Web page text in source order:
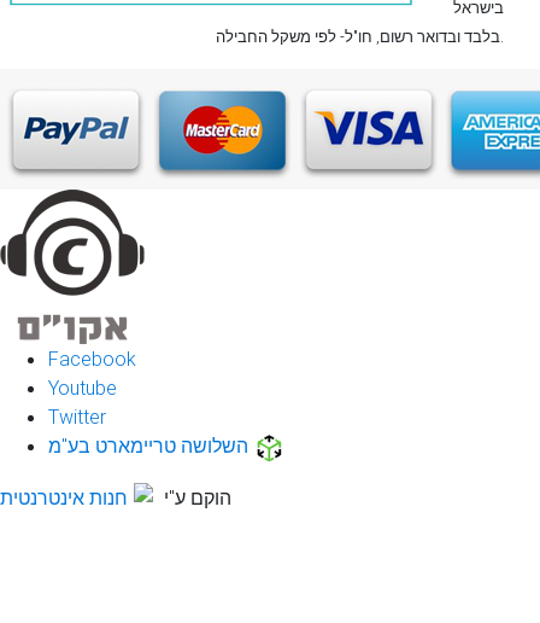
בישראל
בלבדובדואר רשום , חו"ל- לפי משקל החבילה.
Facebook
Youtube
Twitter
השלושה טריימארט בע"מ
הוקם ע"י חנות אינטרנטית